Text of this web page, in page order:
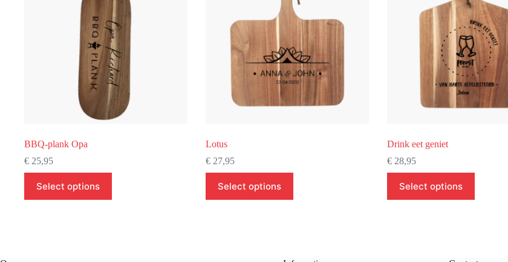
BBQ-plank Opa
€ 25,95
Select options
Lotus
€27,95
Select options
Drink eet geniet
€28,95
Select options